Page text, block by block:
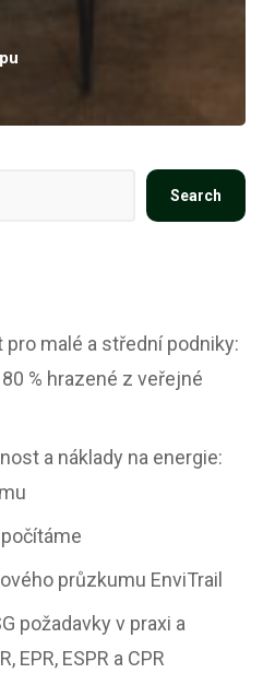
Search
malé a střední podniky:
% hrazené z veřejné
a náklady na energie:
průzkumu EnviTrail
požadavky v praxi a
EPR, ESPR a CPR